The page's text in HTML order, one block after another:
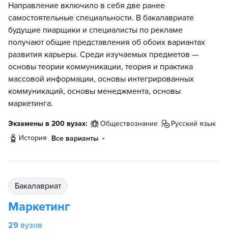
Направление включило в себя две ранее
самостоятельные специальности. В бакалавриате
будущие пиарщики и специалисты по рекламе
получают общие представления об обоих вариантах
развития карьеры. Среди изучаемых предметов —
основы теории коммуникации, теория и практика
массовой информации, основы интегрированных
коммуникаций, основы менеджмента, основы
маркетинга.
Экзамены в 200 вузах: обществознание
русский язык
история
Все варианты
бакалавриат
Маркетинг
29 вузов